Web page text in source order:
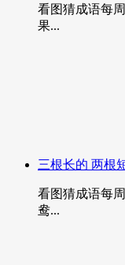
看图猜成语每
果...
三根长的 两根
看图猜成语每
鸯...